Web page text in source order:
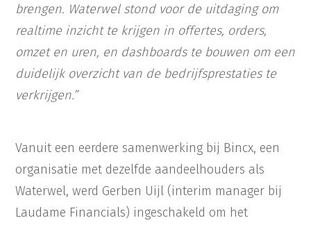
brengen. Waterwel stond voor de uitdaging om
realtime inzicht te krijgen in offertes, orders,
omzet en uren, en dashboards te bouwen om een
duidelijk overzicht van de bedrijfsprestaties te
verkrijgen.”
Vanuit een eerdere samenwerking bij Bincx, een
organisatie met dezelfde aandeelhouders als
Waterwel, werd Gerben Uijl (interim manager bij
Laudame Financials) ingeschakeld om het